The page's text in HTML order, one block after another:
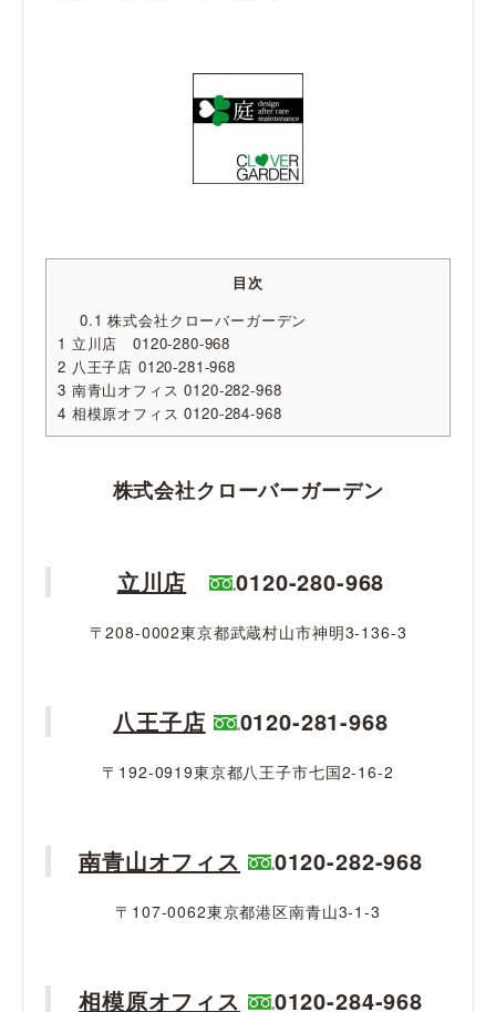
目次
0.1 株式会社クローバーガーデン
1 立川店 0120-280-968
2 八王子店 0120-281-968
3 南青山オフィス 0120-282-968
4 相模原オフィス 0120-284-968
株式会社クローバーガーデン
立川店 0120-280-968
〒208-0002東京都武蔵村山市神明3-136-3
八王子店 0120-281-968
〒192-0919東京都八王子市七国2-16-2
南青山オフィス 0120-282-968
〒107-0062東京都港区南青山3-1-3
相模原オフィス 0120-284-968